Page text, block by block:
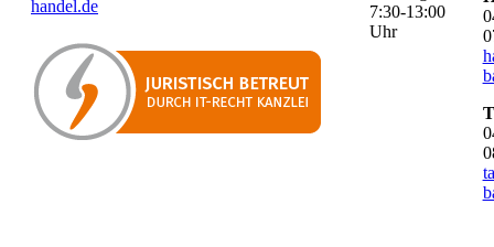
handel.de
7:30-13:00
Uhr